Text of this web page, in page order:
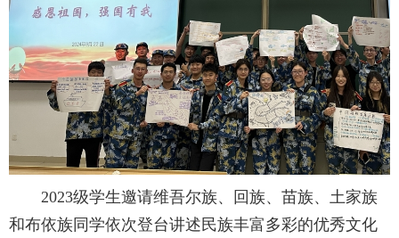
2023级学生邀请维吾尔族、回族、苗族、土家族
和布依族同学依次登台讲述民族丰富多彩的优秀文化